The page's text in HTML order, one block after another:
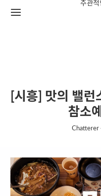
주관적
[시흥] 맛의 밸런
참소
Chatterer